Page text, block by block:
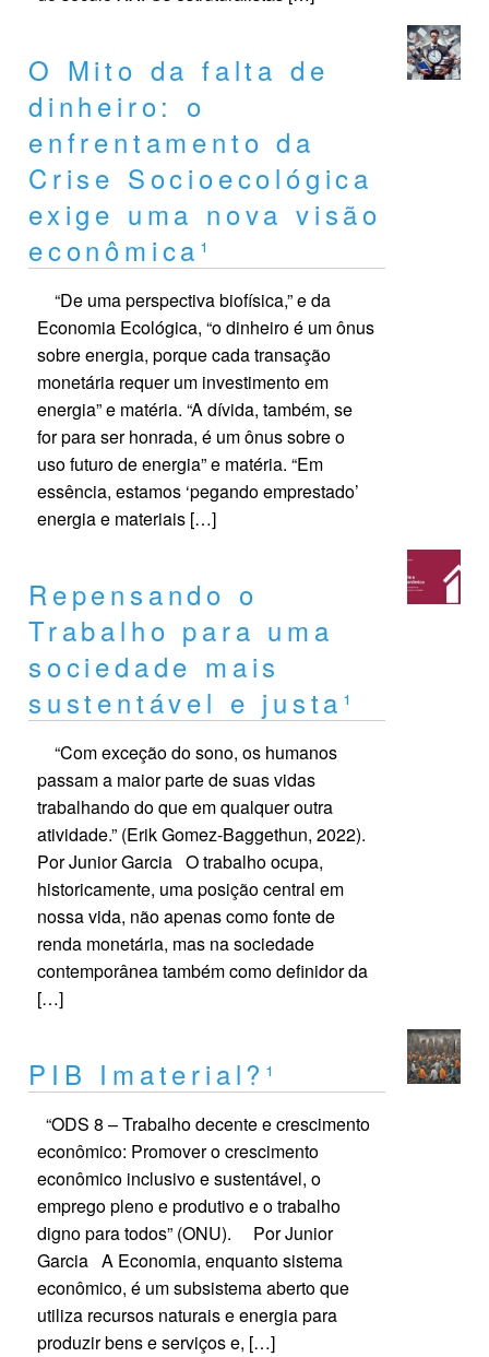
O Mito da falta de
dinheiro: o
enfrentamento da
Crise Socioecológica
exige uma nova visão
econômica¹
“De uma perspectiva biofísica,” e da
Economia Ecológica, “o dinheiro é um ônus
sobre energia, porque cada transação
monetária requer um investimento em
energia” e matéria. “A dívida, também, se
for para ser honrada, é um ônus sobre o
uso futuro de energia” e matéria. “Em
essência, estamos ‘pegando emprestado’
energia e materiais […]
Repensando o
Trabalho para uma
sociedade mais
sustentável e justa¹
“Com exceção do sono, os humanos
passam a maior parte de suas vidas
trabalhando do que em qualquer outra
atividade.” (Erik Gomez-Baggethun, 2022).
Por Junior Garcia O trabalho ocupa,
historicamente, uma posição central em
nossa vida, não apenas como fonte de
renda monetária, mas na sociedade
contemporânea também como definidor da
[…]
PIB Imaterial?¹
“ODS 8 – Trabalho decente e crescimento
econômico: Promover o crescimento
econômico inclusivo e sustentável, o
emprego pleno e produtivo e o trabalho
digno para todos” (ONU). Por Junior
Garcia A Economia, enquanto sistema
econômico, é um subsistema aberto que
utiliza recursos naturais e energia para
produzir bens e serviços e, […]